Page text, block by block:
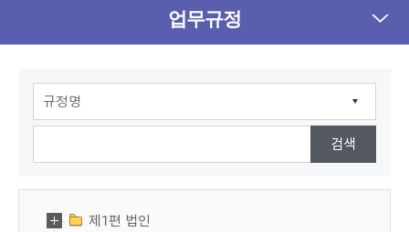
업무규정
제1편 법인